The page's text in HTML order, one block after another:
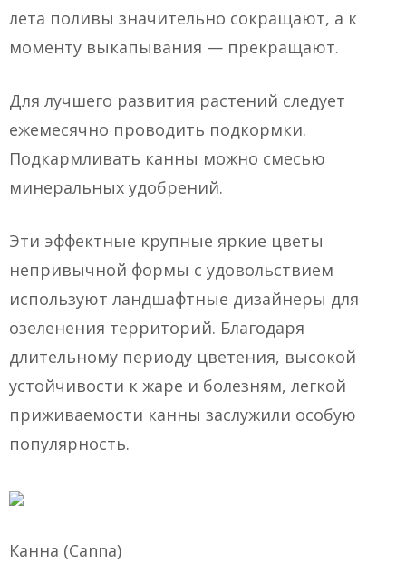
лета поливы значительно сокращают, а к
моменту выкапывания — прекращают.
Для лучшего развития растений следует
ежемесячно проводить подкормки.
Подкармливать канны можно смесью
минеральных удобрений.
Эти эффектные крупные яркие цветы
непривычной формы с удовольствием
используют ландшафтные дизайнеры для
озеленения территорий. Благодаря
длительному периоду цветения, высокой
устойчивости к жаре и болезням, легкой
приживаемости канны заслужили особую
популярность.
Канна (Canna)